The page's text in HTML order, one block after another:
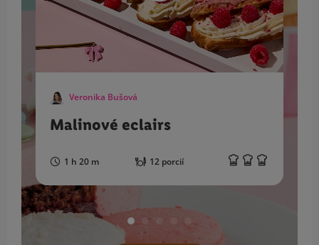
Veronika Bušová
Malinové eclairs
1 h 20 m 12 porcií